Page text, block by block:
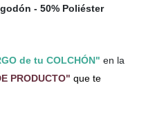
- 50% Poliéster
de tu COLCHÓN" en la
PRODUCTO" que te